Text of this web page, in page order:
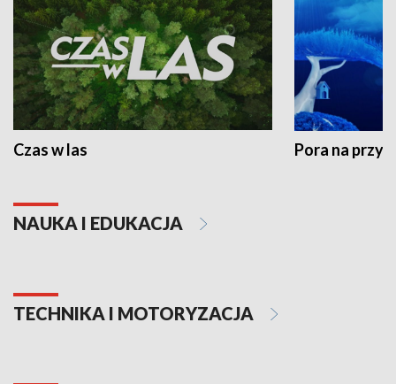
Czas w las Pora na
NAUKA I EDUKACJA
TECHNIKA I MOTORYZACJA